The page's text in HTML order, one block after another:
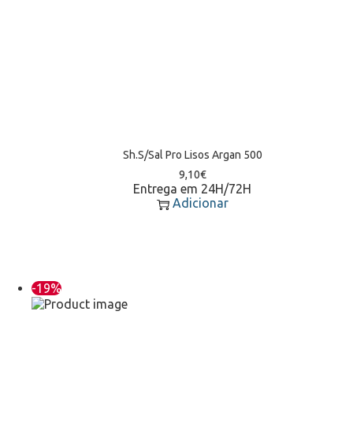
Sh.S/Sal Pro Lisos Argan 500
9,10€
Entrega em 24H/72H
Adicionar
-19%